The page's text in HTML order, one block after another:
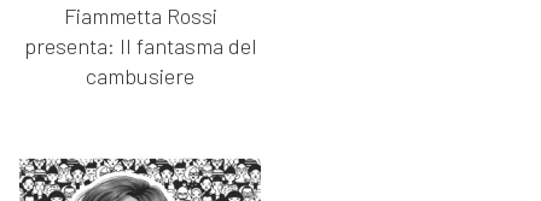
Fiammetta Rossi
presenta: Il fantasma del
cambusiere